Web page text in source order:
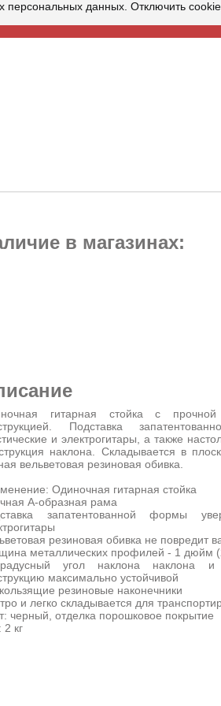
данных. Отключить
в магазинах:
гитарная стойка с
Подставка
и электрогитары, а также
наклона. Складывается в
вельветовая резиновая обивка.
Одиночная гитарная стойка
A-образная рама
запатентованной формы
резиновая обивка не повредит
металлических профилей - 1 дюйм
угол наклона наклона
максимально устойчивой
резиновые наконечники
и легко складывается для
черный, отделка порошковое покрытие
2 кг